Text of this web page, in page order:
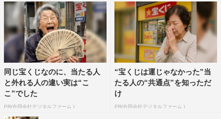
同じ宝くじなのに、当たる人
と外れる人の違い実は“こ
こ”でした
PR(合同会社デジタルファーム )
“宝くじは運じゃなかった”当
たる人の“共通点”を知っただ
け
PR(合同会社デジタルファーム )